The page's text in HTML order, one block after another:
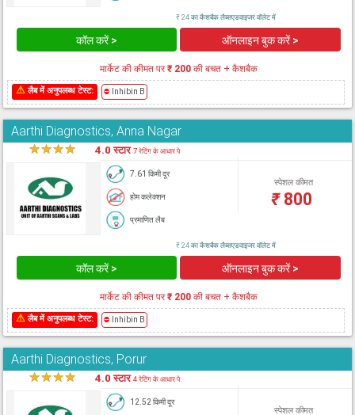
₹ 24 का कैशबैक लैब्सएडवाइजर वॉलेट में
कॉल करें > ऑनलाइन बुक करें >
मार्केट की कीमत पर₹ 200की बचत + कैशबैक
⚠लैब में अनुपलब्ध टेस्ट: ⛔ Inhibin B
Aarthi Diagnostics, Anna Nagar
★★★★ 4.0 स्टार7 रेटिंग के आधार पे
7.61 किमी दूर
होम कलेक्शन
प्रमाणित लैब
स्पेशल कीमत
₹800
₹ 24 का कैशबैक लैब्सएडवाइजर वॉलेट में
कॉल करें > ऑनलाइन बुक करें >
मार्केट की कीमत पर₹ 200की बचत + कैशबैक
⚠लैब में अनुपलब्ध टेस्ट: ⛔ Inhibin B
Aarthi Diagnostics, Porur
★★★★ 4.0 स्टार4 रेटिंग के आधार पे
12.52 किमी दूर
स्पेशल कीमत